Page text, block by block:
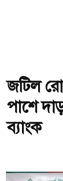
জটিল
পাশে
ব্যাংক